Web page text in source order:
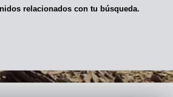
relacionados con tu búsqueda.